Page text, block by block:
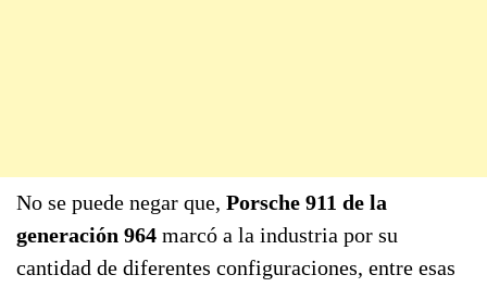
No se puede negar que, Porsche 911 de la
generación 964 marcó a la industria por su
cantidad de diferentes configuraciones, entre esas